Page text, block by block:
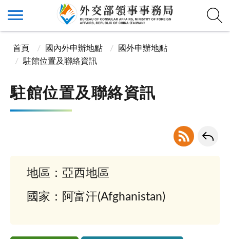
首頁 國內外申辦地點
國外申辦地點
駐館位置及聯絡資訊
駐館位置及聯絡資訊
地區：亞西地區
國家：阿富汗(Afghanistan)